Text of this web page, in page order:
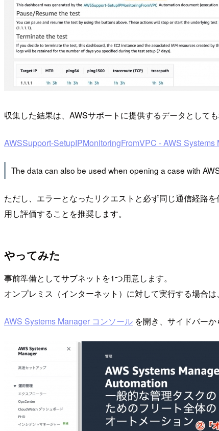
収集した結果は、AWSサポートに提供するデータとしても
AWSSupport-SetupIPMonitoringFromVPC - AWS
The data can also be used when opening a case with
ただし、エラーとなったリクエストと必ず同じ通信経路
用し評価することを推奨します。
やってみた
事前準備としてサブネットを1つ用意します。
オンプレミス（インターネット）に対して実行する場合
AWS Systems Manager コンソール を開き、サイドバー